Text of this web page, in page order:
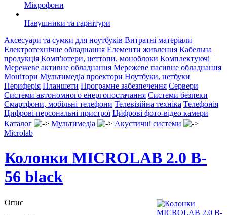
Мікрофони
Навушники та гарнітури
Аксесуари та сумки для ноутбуків Витратні матеріали
Електротехнічне обладнання Елементи живлення Кабельна
продукція Комп'ютери, неттопи, моноблоки Комплектуючі
Мережеве активне обладнання Мережеве пасивне обладнання
Монітори Мультимедіа проектори Ноутбуки, нетбуки
Периферія Планшети Програмне забезпечення Сервери
Системи автономного енергопостачання Системи безпеки
Смартфони, мобільні телефони Телевізійна техніка Телефонія
Цифрові персональні пристрої Цифрові фото-відео камери
Каталог
Мультимедіа
Акустичні системи
Microlab
Колонки MICROLAB 2.0 B-
56 black
Опис